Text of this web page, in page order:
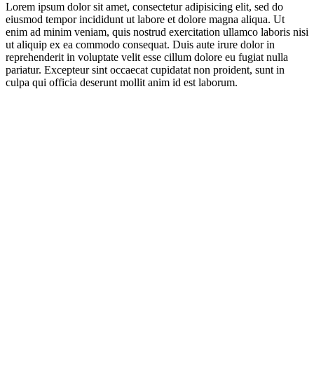
Lorem ipsum dolor sit amet, consectetur adipisicing elit, sed do
eiusmod tempor incididunt ut labore et dolore magna aliqua. Ut
enim ad minim veniam, quis nostrud exercitation ullamco laboris nisi
ut aliquip ex ea commodo consequat. Duis aute irure dolor in
reprehenderit in voluptate velit esse cillum dolore eu fugiat nulla
pariatur. Excepteur sint occaecat cupidatat non proident, sunt in
culpa qui officia deserunt mollit anim id est laborum.